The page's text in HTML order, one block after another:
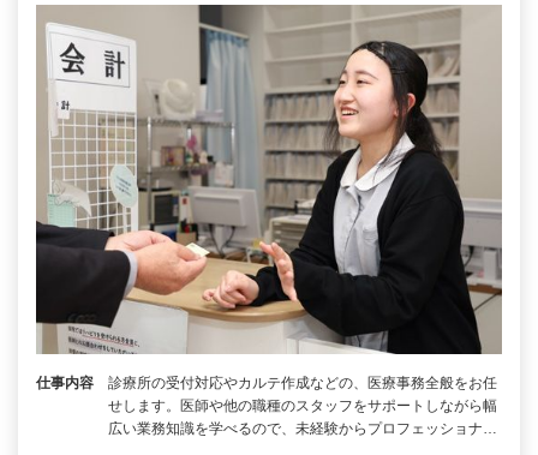
仕事内容
診療所の受付対応やカルテ作成などの、医療事務全般をお任
せします。医師や他の職種のスタッフをサポートしながら幅
広い業務知識を学べるので、未経験からプロフェッショナ…